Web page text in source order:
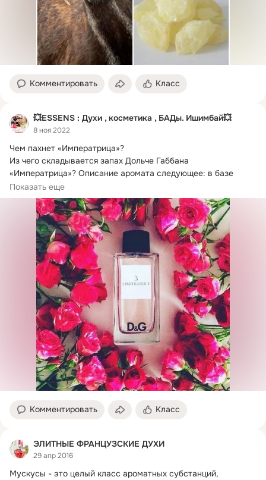
Комментировать Класс
💥ESSENS : Духи , косметика , БАДы. Ишимбай💥
8 ноя 2022
Чем пахнет «Императрица»?
Из чего складывается запах Дольче Габбана
«Императрица»? Описание аромата следующее: в базе
аккорды мускуса...
Показать еще
Комментировать Класс
ЭЛИТНЫЕ ФРАНЦУЗСКИЕ ДУХИ
29 апр 2016
Мускусы - это целый класс ароматных субстанций,